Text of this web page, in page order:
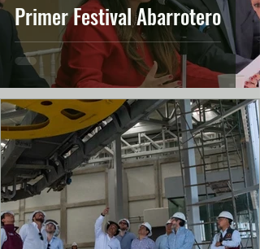
Primer Festival Abarrotero